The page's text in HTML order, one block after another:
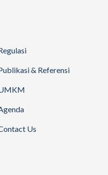
& Referensi
Us